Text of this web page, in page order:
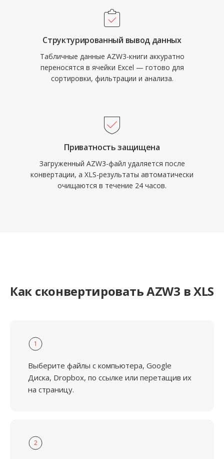
Структурированный вывод данных
Табличные данные AZW3-книги аккуратно
переносятся в ячейки Excel — готово для
сортировки, фильтрации и анализа.
Приватность защищена
Загруженный AZW3-файл удаляется после
конвертации, а XLS-результаты автоматически
очищаются в течение 24 часов.
Как сконвертировать AZW3 в XLS
1
Выберите файлы с компьютера, Google
Диска, Dropbox, по ссылке или перетащив их
на страницу.
2